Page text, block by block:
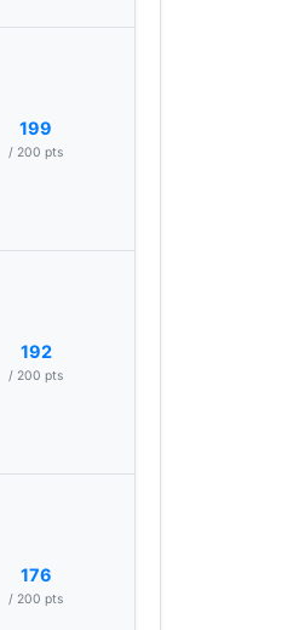
199
/ 200 pts
192
/ 200 pts
176
/ 200 pts